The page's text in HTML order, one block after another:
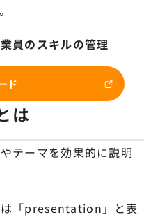
員のスキルの管理
ド
は
テーマを効果的に説明
は「presentation」と表